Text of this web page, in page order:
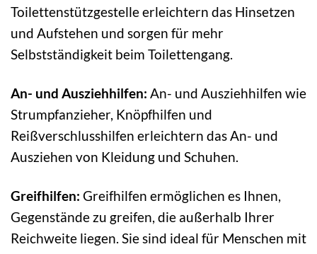
Toilettenstützgestelle erleichtern das Hinsetzen
und Aufstehen und sorgen für mehr
Selbstständigkeit beim Toilettengang.
An- und Ausziehhilfen: An- und Ausziehhilfen wie
Strumpfanzieher, Knöpfhilfen und
Reißverschlusshilfen erleichtern das An- und
Ausziehen von Kleidung und Schuhen.
Greifhilfen: Greifhilfen ermöglichen es Ihnen,
Gegenstände zu greifen, die außerhalb Ihrer
Reichweite liegen. Sie sind ideal für Menschen mit